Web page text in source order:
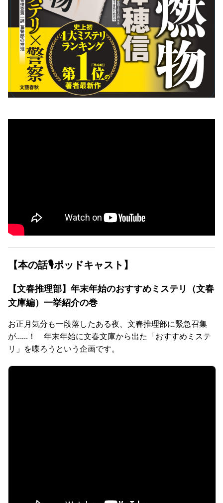
【本の話🎙ポッドキャスト】
【文春推理部】年末年始のおすすめミステリ（文春
文庫編）一挙紹介の巻
お正月気分も一段落したある夜、文春推理部に緊急召集
が……！ 年末年始に文春文庫から出た「おすすめミステ
リ」を喋ろうという企画です。